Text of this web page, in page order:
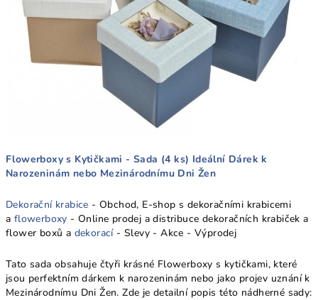
Flowerboxy s Kytičkami - Sada (4 ks) Ideální Dárek k
Narozeninám nebo Mezinárodnímu Dni Žen
Dekorační krabice - Obchod, E-shop s dekoračními krabicemi
a flowerboxy - Online prodej a distribuce dekoračních krabiček a
flower boxů a dekorací- Slevy - Akce - Výprodej
Tato sada obsahuje čtyři krásné Flowerboxy s kytičkami, které
jsou perfektním dárkem k narozeninám nebo jako projev uznání k
Mezinárodnímu Dni Žen. Zde je detailní popis této nádherné sady: